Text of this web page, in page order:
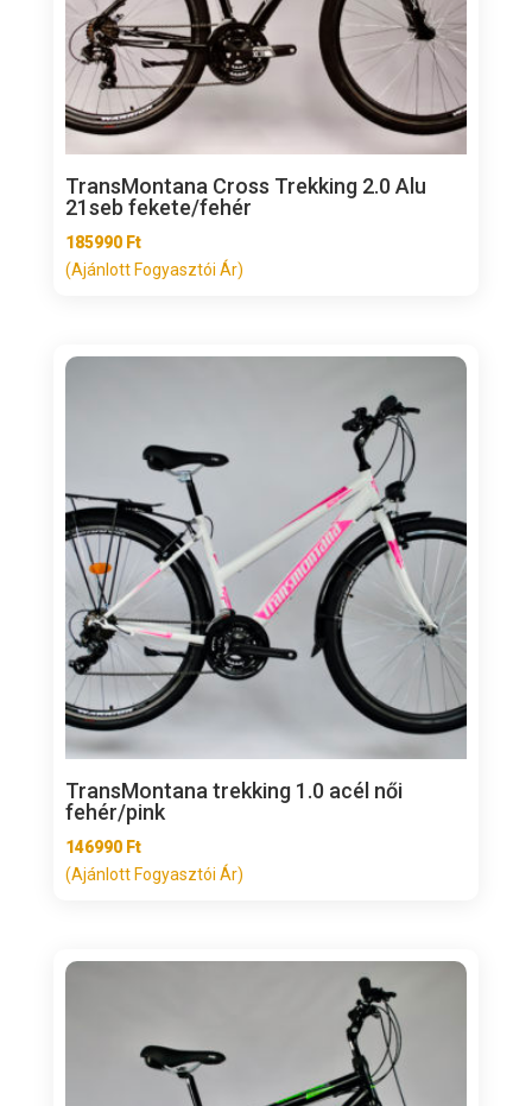
TransMontana Cross Trekking 2.0 Alu
21seb fekete/fehér
185990 Ft
(Ajánlott Fogyasztói Ár)
TransMontana trekking 1.0 acél női
fehér/pink
146990 Ft
(Ajánlott Fogyasztói Ár)